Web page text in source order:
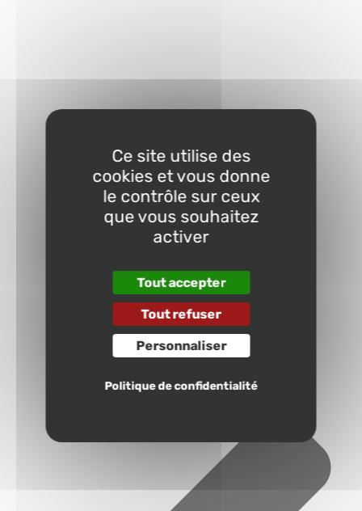
Ce site utilise des
cookies et vous donne
le contrôle sur ceux
que vous souhaitez
activer
Tout accepter
Tout refuser
Personnaliser
Politique de confidentialité